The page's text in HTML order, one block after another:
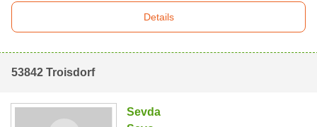
Details
53842 Troisdorf
Sevda